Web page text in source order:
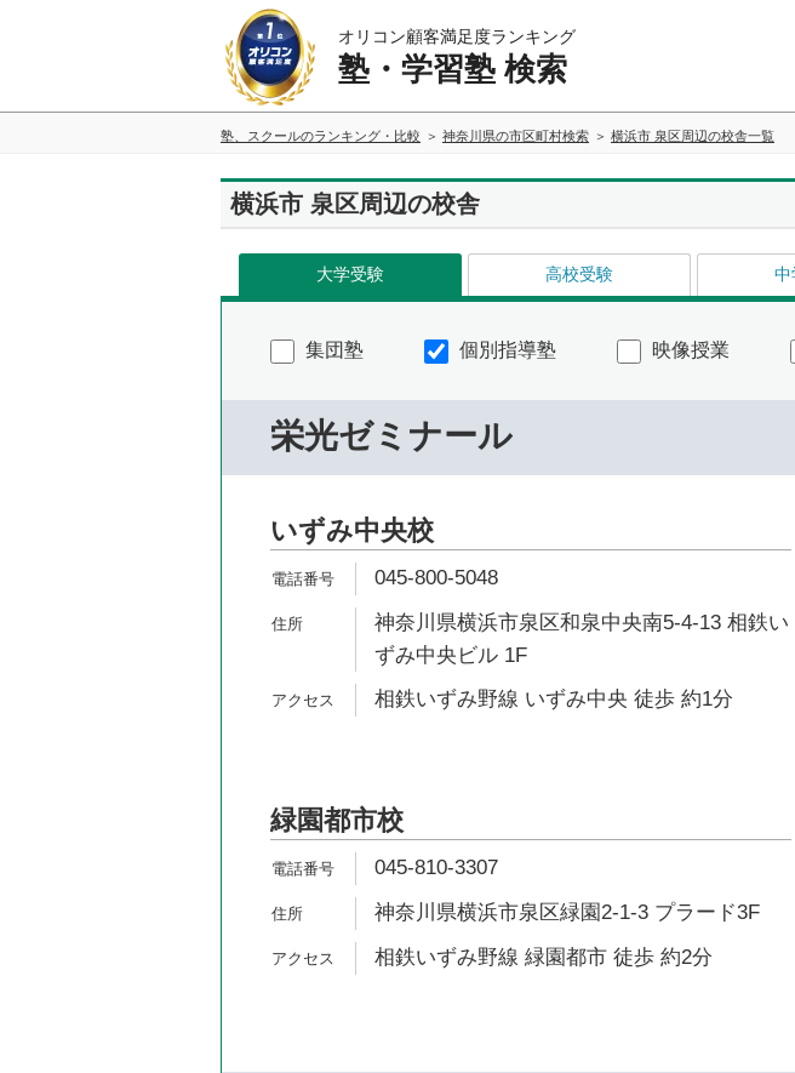
オリコン顧客満足度ランキング
塾・学習塾 検索
塾、スクールのランキング・比較 神奈川県の市区町村検索 横浜市 泉区周辺の校舎一覧
横浜市 泉区周辺の校舎
大学受験 高校受験 中
集団塾 個別指導塾 映像授業
栄光ゼミナール
いずみ中央校
045-800-5048
神奈川県横浜市泉区和泉中央南5-4-13 相鉄い
ずみ中央ビル 1F
相鉄いずみ野線 いずみ中央 徒歩 約1分
緑園都市校
045-810-3307
神奈川県横浜市泉区緑園2-1-3 プラード3F
相鉄いずみ野線 緑園都市 徒歩 約2分